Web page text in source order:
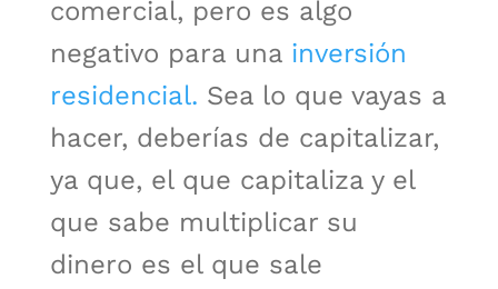
comercial, pero es algo
negativo para unainversión
residencial. Sea lo que vayas a
hacer, deberías de capitalizar,
ya que, el que capitaliza y el
que sabe multiplicar su
dinero es el que sale